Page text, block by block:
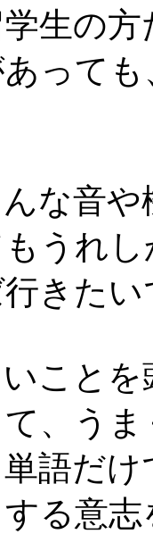
生の
って
な音や
うれ
きたい
ことを
、う
語だ
る意